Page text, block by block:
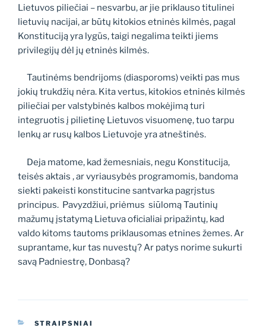
Lietuvos piliečiai – nesvarbu, ar jie priklauso titulinei
lietuvių nacijai, ar būtų kitokios etninės kilmės, pagal
Konstituciją yra lygūs, taigi negalima teikti jiems
privilegijų dėl jų etninės kilmės.
Tautinėms bendrijoms (diasporoms) veikti pas mus
jokių trukdžių nėra. Kita vertus, kitokios etninės kilmės
piliečiai per valstybinės kalbos mokėjimą turi
integruotis į pilietinę Lietuvos visuomenę, tuo tarpu
lenkų ar rusų kalbos Lietuvoje yra atneštinės.
Deja matome, kad žemesniais, negu Konstitucija,
teisės aktais , ar vyriausybės programomis, bandoma
siekti pakeisti konstitucine santvarka pagrįstus
principus. Pavyzdžiui, priėmus siūlomą Tautinių
mažumų įstatymą Lietuva oficialiai pripažintų, kad
valdo kitoms tautoms priklausomas etnines žemes. Ar
suprantame, kur tas nuvestų? Ar patys norime sukurti
savą Padniestrę, Donbasą?
KATEGORIJOS
STRAIPSNIAI